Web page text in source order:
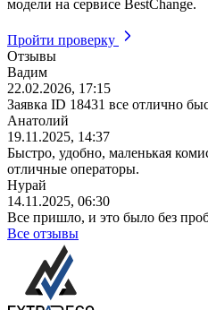
модели на сервисе BestChange.
Пройти проверку
Отзывы
Вадим
22.02.2026, 17:15
Заявка ID 18431 все отлично
Анатолий
19.11.2025, 14:37
Быстро, удобно, маленькая
отличные операторы.
Нурай
14.11.2025, 06:30
Все пришло, и это было без
Все отзывы